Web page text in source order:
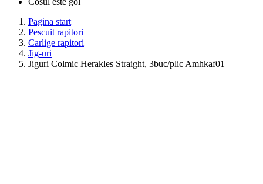
Pagina start
Pescuit rapitori
Carlige rapitori
Jig-uri
Jiguri Colmic Herakles Straight, 3buc/plic Amhkaf01